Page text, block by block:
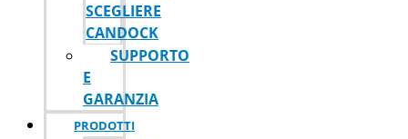
SCEGLIERE
CANDOCK
SUPPORTO
E
GARANZIA
PRODOTTI